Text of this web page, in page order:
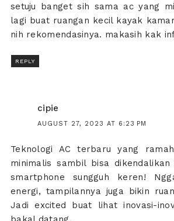
setuju banget sih sama ac yang
lagi buat ruangan kecil kayak
nih rekomendasinya. makasih kak
REPLY
cipie
AUGUST 27, 2023 AT 6:23 PM
Teknologi AC terbaru yang
minimalis sambil bisa
smartphone sungguh keren!
energi, tampilannya juga bikin
Jadi excited buat lihat inovasi-